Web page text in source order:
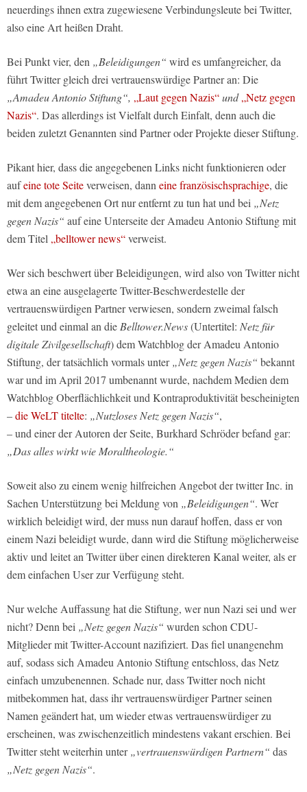
neuerdings ihnen extra zugewiesene Verbindungsleute bei Twitter,
also eine Art heißen Draht.
Bei Punkt vier, den „Beleidigungen“ wird es umfangreicher, da
führt Twitter gleich drei vertrauenswürdige Partner an: Die
„Amadeu Antonio Stiftung“, „Laut gegen Nazis“und„Netz gegen
Nazis“. Das allerdings ist Vielfalt durch Einfalt, denn auch die
beiden zuletzt Genannten sind Partner oder Projekte dieser Stiftung.
Pikant hier, dass die angegebenen Links nicht funktionieren oder
aufeine tote Seiteverweisen, danneine französischsprachige, die
mit dem angegebenen Ort nur entfernt zu tun hat und bei „Netz
gegen Nazis“ auf eine Unterseite der Amadeu Antonio Stiftung mit
dem Titel„belltower news“verweist.
Wer sich beschwert über Beleidigungen, wird also von Twitter nicht
etwa an eine ausgelagerte Twitter-Beschwerdestelle der
vertrauenswürdigen Partner verwiesen, sondern zweimal falsch
geleitet und einmal an dieBelltower.News(Untertitel: Netz für
digitale Zivilgesellschaft) dem Watchblog der Amadeu Antonio
Stiftung, der tatsächlich vormals unter„Netz gegen Nazis“ bekannt
war und im April 2017 umbenannt wurde, nachdem Medien dem
Watchblog Oberflächlichkeit und Kontraproduktivität bescheinigten
–die WeLT titelte: „Nutzloses Netz gegen Nazis“,
– und einer der Autoren der Seite, Burkhard Schröder befand gar:
„Das alles wirkt wie Moraltheologie.“
Soweit also zu einem wenig hilfreichen Angebot der twitter Inc. in
Sachen Unterstützung bei Meldung von „Beleidigungen“. Wer
wirklich beleidigt wird, der muss nun darauf hoffen, dass er von
einem Nazi beleidigt wurde, dann wird die Stiftung möglicherweise
aktiv und leitet an Twitter über einen direkteren Kanal weiter, als er
dem einfachen User zur Verfügung steht.
Nur welche Auffassung hat die Stiftung, wer nun Nazi sei und wer
nicht? Denn bei „Netz gegen Nazis“ wurden schon CDU-
Mitglieder mit Twitter-Account nazifiziert. Das fiel unangenehm
auf, sodass sich Amadeu Antonio Stiftung entschloss, das Netz
einfach umzubenennen. Schade nur, dass Twitter noch nicht
mitbekommen hat, dass ihr vertrauenswürdiger Partner seinen
Namen geändert hat, um wieder etwas vertrauenswürdiger zu
erscheinen, was zwischenzeitlich mindestens vakant erschien. Bei
Twitter steht weiterhin unter„vertrauenswürdigen Partnern“ das
„Netz gegen Nazis“.